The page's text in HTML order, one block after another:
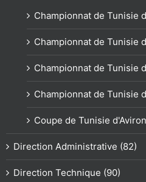
Championnat de Tunisie
Championnat de Tunisie
Championnat de Tunisie
Championnat de Tunisie
Coupe de Tunisie
Direction Administrative (82)
Direction Technique (90)